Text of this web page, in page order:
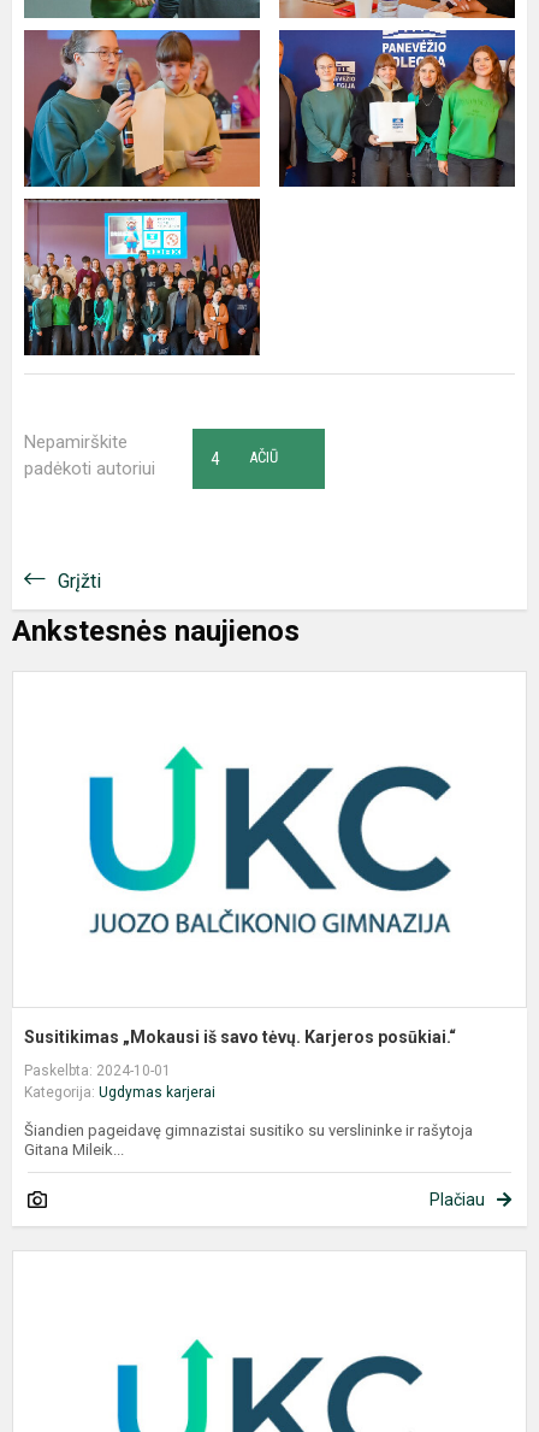
Nepamirškite
padėkoti autoriui
AČIŪ
4
Grįžti
Ankstesnės naujienos
Susitikimas „Mokausi iš savo tėvų. Karjeros posūkiai.“
Paskelbta: 2024-10-01
Kategorija: Ugdymas karjerai
Šiandien pageidavę gimnazistai susitiko su verslininke ir rašytoja
Gitana Mileik...
Plačiau